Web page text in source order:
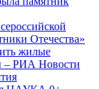
Отечества»
жилые
– РИА Новости